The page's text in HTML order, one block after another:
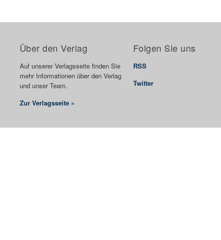
Über den Verlag
Auf unserer Verlagsseite finden Sie
mehr Informationen über den Verlag
und unser Team.
Zur Verlagsseite »
Folgen Sie uns
RSS
Twitter